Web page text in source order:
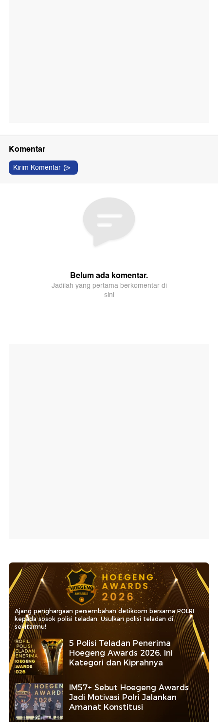
Ajang penghargaan persembahan detikcom bersama POLRI
kepada sosok polisi teladan. Usulkan polisi teladan di
sekitarmu!
5 Polisi Teladan Penerima
Hoegeng Awards 2026, Ini
Kategori dan Kiprahnya
IM57+ Sebut Hoegeng Awards
Jadi Motivasi Polri Jalankan
Amanat Konstitusi